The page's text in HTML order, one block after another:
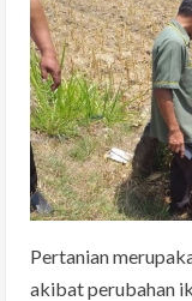
Pertanian
akibat perubahan